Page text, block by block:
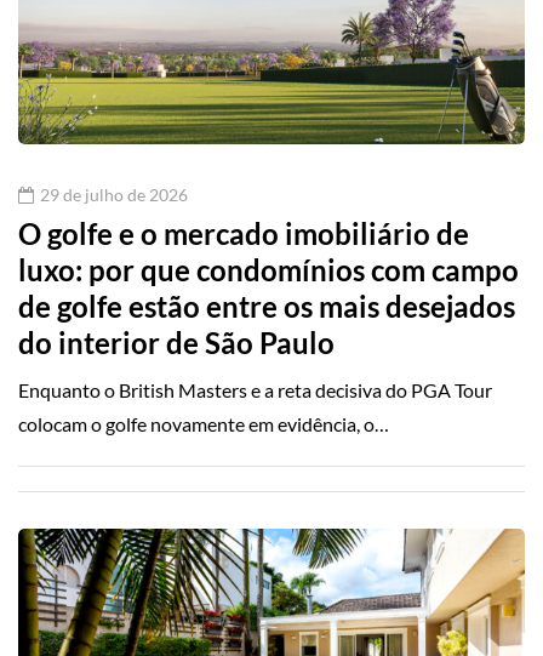
29 de julho de 2026
O golfe e o mercado imobiliário de
luxo: por que condomínios com campo
de golfe estão entre os mais desejados
do interior de São Paulo
Enquanto o British Masters e a reta decisiva do PGA Tour
colocam o golfe novamente em evidência, o…